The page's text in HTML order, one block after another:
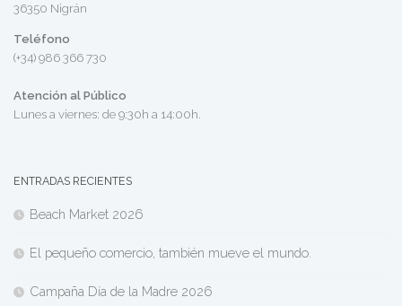
36350 Nigrán
Teléfono
(+34) 986 366 730
Atención al Público
Lunes a viernes: de 9:30h a 14:00h.
ENTRADAS RECIENTES
Beach Market 2026
El pequeño comercio, también mueve el mundo.
Campaña Día de la Madre 2026